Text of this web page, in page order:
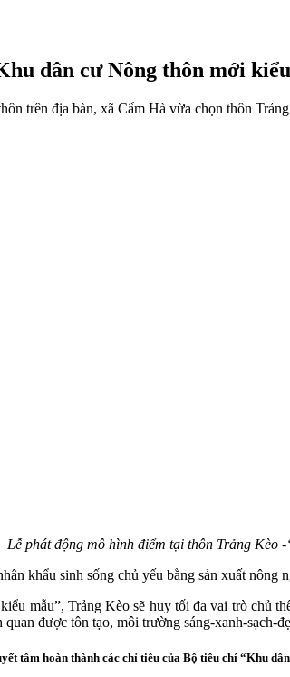
dân cư Nông thôn mới
trên địa bàn, xã Cẩm Hà vừa chọn thôn
Lễ phát động mô hình điểm tại thôn Trảng
khẩu sinh sống chủ yếu bằng sản xuất
mẫu”, Trảng Kèo sẽ huy tối đa vai trò chủ
được tôn tạo, môi trường sáng-xanh-sạch-
tâm hoàn thành các chỉ tiêu của Bộ tiêu chí “Khu